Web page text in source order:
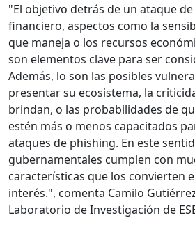
"El objetivo detrás de un ataque
financiero, aspectos como la
que maneja o los recursos
son elementos clave para ser
Además, lo son las posibles
presentar su ecosistema, la
brindan, o las probabilidades de
estén más o menos capacitados
ataques de phishing. En este
gubernamentales cumplen con
características que los convierten
interés.", comenta Camilo
Laboratorio de Investigación de